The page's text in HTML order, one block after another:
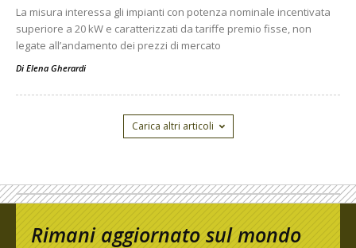
La misura interessa gli impianti con potenza nominale incentivata
superiore a 20 kW e caratterizzati da tariffe premio fisse, non
legate all’andamento dei prezzi di mercato
Di Elena Gherardi
Carica altri articoli
Rimani aggiornato sul mondo